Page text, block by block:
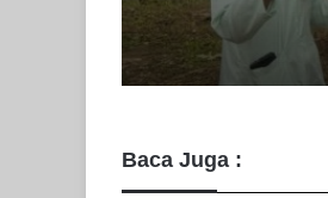
Warga
Baca Juga :